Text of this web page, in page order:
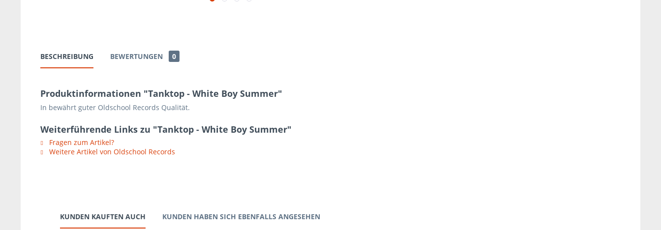
BESCHREIBUNG BEWERTUNGEN 0
Produktinformationen "Tanktop - White Boy Summer"
In bewährt guter Oldschool Records Qualität.
Weiterführende Links zu "Tanktop - White Boy Summer"
Fragen zum Artikel?
Weitere Artikel von Oldschool Records
KUNDEN KAUFTEN AUCH KUNDEN HABEN SICH EBENFALLS ANGESEHEN